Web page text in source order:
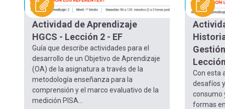
navegación
Actividad de Aprendizaje
HGCS - Lección 2 - EF
Guía que describe actividades para el
desarrollo de un Objetivo de Aprendizaje
(OA) de la asignatura a través de la
metodología enseñanza para la
comprensión y el marco evaluativo de la
medición PISA...
Con esta
desafíos
consumo
formas